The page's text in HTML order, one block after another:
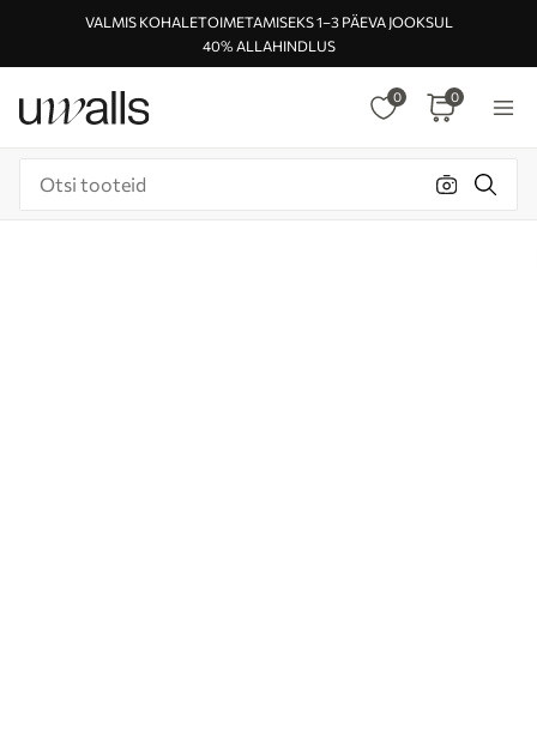
VALMIS KOHALETOIMETAMISEKS 1–3 PÄEVA JOOKSUL
40% ALLAHINDLUS
0 0